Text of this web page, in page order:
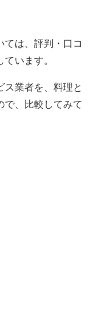
ては、評判・口コ
います。
ス業者を、料理と
で、比較してみて